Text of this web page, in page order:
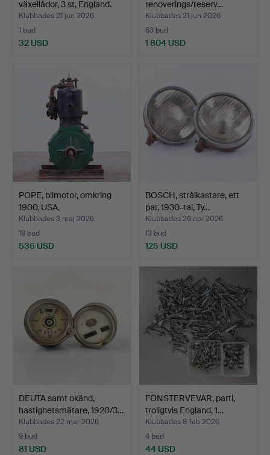
växellådor, 3 st, England.
Klubbades 21 jun 2026
1 bud
32 USD
renoverings/reserv…
Klubbades 21 jun 2026
63 bud
1 804 USD
POPE, bilmotor, omkring
1900, USA.
Klubbades 3 maj 2026
19 bud
536 USD
BOSCH, strålkastare, ett
par, 1930-tal, Ty…
Klubbades 26 apr 2026
13 bud
125 USD
DEUTA samt okänd,
hastighetsmätare, 1920/3…
Klubbades 22 mar 2026
9 bud
81 USD
FÖNSTERVEVAR, parti,
troligtvis England, 1…
Klubbades 8 feb 2026
4 bud
44 USD